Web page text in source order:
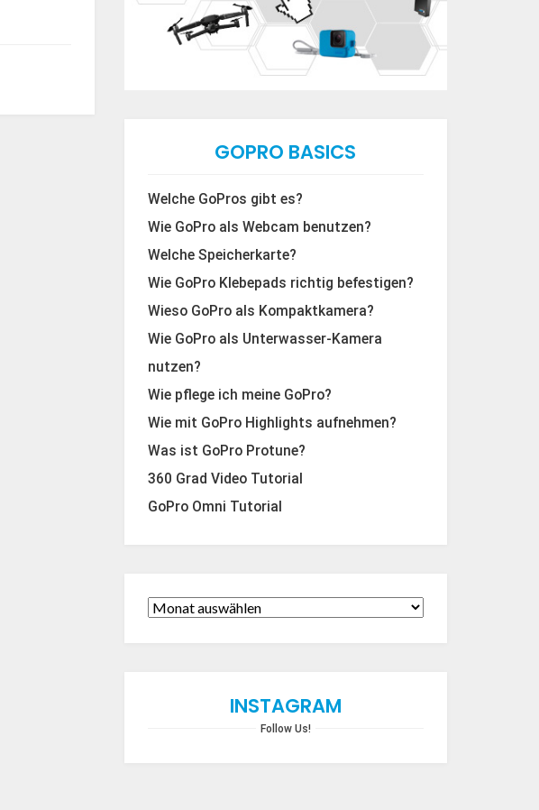
GOPRO BASICS
Welche GoPros gibt es?
Wie GoPro als Webcam benutzen?
Welche Speicherkarte?
Wie GoPro Klebepads richtig befestigen?
Wieso GoPro als Kompaktkamera?
Wie GoPro als Unterwasser-Kamera
nutzen?
Wie pflege ich meine GoPro?
Wie mit GoPro Highlights aufnehmen?
Was ist GoPro Protune?
360 Grad Video Tutorial
GoPro Omni Tutorial
INSTAGRAM
Follow Us!